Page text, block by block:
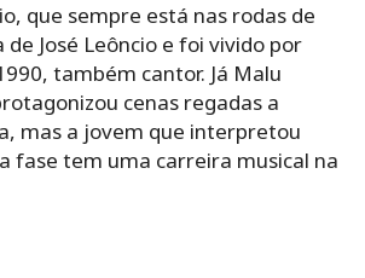
que sempre está nas rodas de
José Leôncio e foi vivido por
também cantor. Já Malu
cenas regadas a
mas a jovem que interpretou
fase tem uma carreira musical na